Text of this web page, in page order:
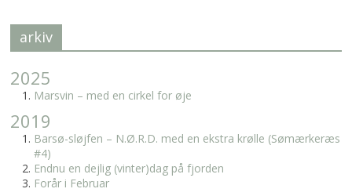
arkiv
2025
Marsvin – med en cirkel for øje
2019
Barsø-sløjfen – N.Ø.R.D. med en ekstra krølle (Sømærkeræs
#4)
Endnu en dejlig (vinter)dag på fjorden
Forår i Februar